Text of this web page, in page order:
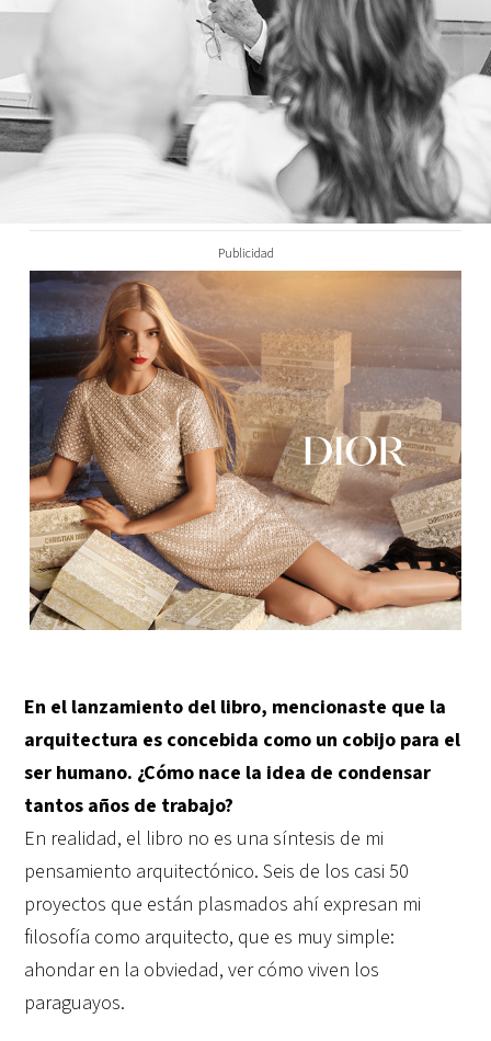
Publicidad
En el lanzamiento del libro, mencionaste que la
arquitectura es concebida como un cobijo para el
ser humano. ¿Cómo nace la idea de condensar
tantos años de trabajo?
En realidad, el libro no es una síntesis de mi
pensamiento arquitectónico. Seis de los casi 50
proyectos que están plasmados ahí expresan mi
filosofía como arquitecto, que es muy simple:
ahondar en la obviedad, ver cómo viven los
paraguayos.